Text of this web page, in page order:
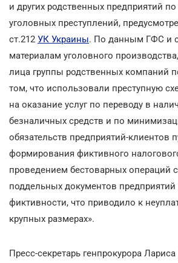
и других родственных предприятий
уголовных преступлений,
ст.212 УК Украины. По данным ГФС и
материалам уголовного
лица группы родственных компаний
том, что использовали преступную
на оказание услуг по переводу в
безналичных средств и по
обязательств предприятий-клиентов
формирования фиктивного
проведением бестоварных операций
поддельных документов
фиктивности, что приводило к
крупных размерах».
Пресс-секретарь генпрокурора